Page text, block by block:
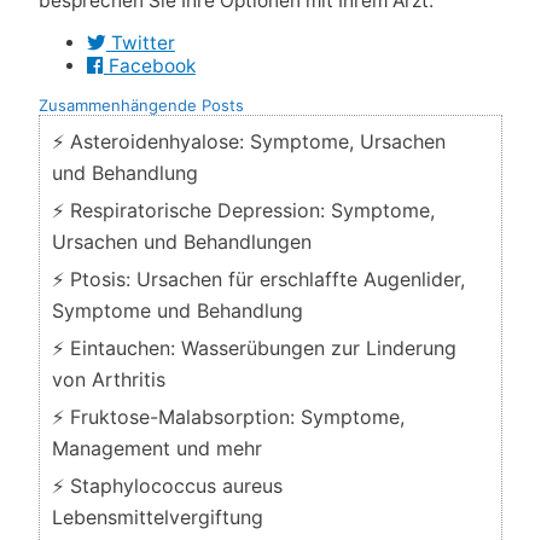
Twitter
Facebook
Zusammenhängende Posts
⚡ Asteroidenhyalose: Symptome, Ursachen
und Behandlung
⚡ Respiratorische Depression: Symptome,
Ursachen und Behandlungen
⚡ Ptosis: Ursachen für erschlaffte Augenlider,
Symptome und Behandlung
⚡ Eintauchen: Wasserübungen zur Linderung
von Arthritis
⚡ Fruktose-Malabsorption: Symptome,
Management und mehr
⚡ Staphylococcus aureus
Lebensmittelvergiftung